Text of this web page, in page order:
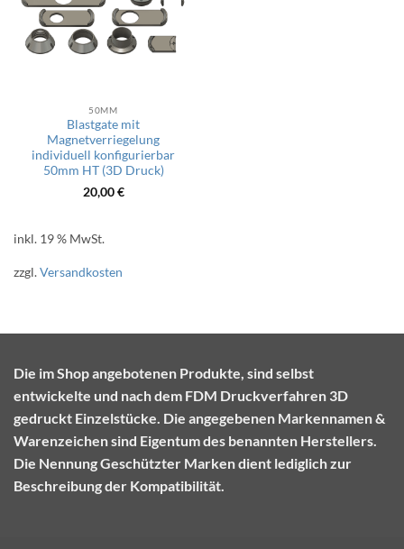
50MM
Blastgate mit
Magnetverriegelung
individuell konfigurierbar
50mm HT (3D Druck)
20,00€
inkl. 19 % MwSt.
zzgl.Versandkosten
Die im Shop angebotenen Produkte, sind selbst
entwickelte und nach dem FDM Druckverfahren 3D
gedruckt Einzelstücke. Die angegebenen Markennamen &
Warenzeichen sind Eigentum des benannten Herstellers.
Die Nennung Geschützter Marken dient lediglich zur
Beschreibung der Kompatibilität.